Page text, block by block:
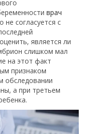
врач
не согласуется с
является ли
слишком мал
на этот факт
признаком
обследовании
а при третьем